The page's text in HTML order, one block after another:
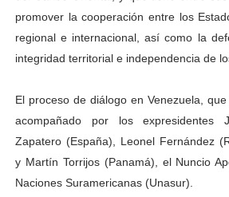
promover la cooperación entre los
regional e internacional, así como la
integridad territorial e independencia de
El proceso de diálogo en Venezuela,
acompañado por los expresidentes
Zapatero (España), Leonel Fernández
y Martín Torrijos (Panamá), el Nuncio
Naciones Suramericanas (Unasur).